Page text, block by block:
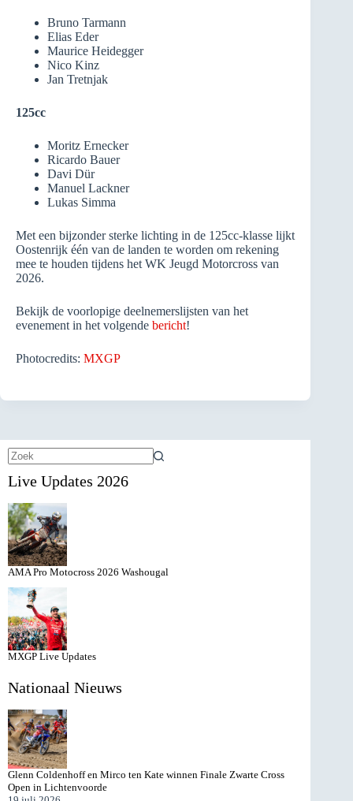
Bruno Tarmann
Elias Eder
Maurice Heidegger
Nico Kinz
Jan Tretnjak
125cc
Moritz Ernecker
Ricardo Bauer
Davi Dür
Manuel Lackner
Lukas Simma
Met een bijzonder sterke lichting in de 125cc-klasse lijkt
Oostenrijk één van de landen te worden om rekening
mee te houden tijdens het WK Jeugd Motorcross van
2026.
Bekijk de voorlopige deelnemerslijsten van het
evenement in het volgende bericht!
Photocredits: MXGP
resultaten
Live Updates 2026
AMA Pro Motocross 2026 Washougal
MXGP Live Updates
Nationaal Nieuws
Glenn Coldenhoff en Mirco ten Kate winnen Finale Zwarte Cross
Open in Lichtenvoorde